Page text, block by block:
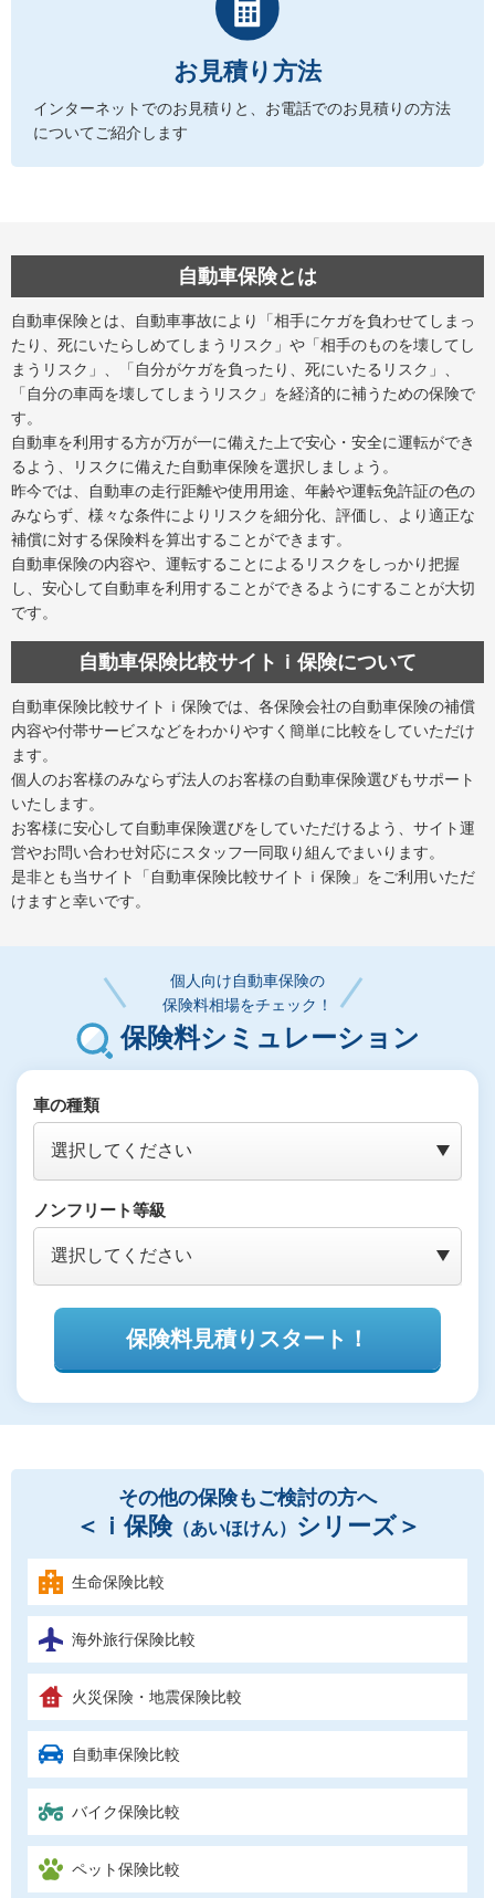
お見積り方法
インターネットでのお見積りと、お電話でのお見積りの方法
についてご紹介します
自動車保険とは
自動車保険とは、自動車事故により「相手にケガを負わせてしまっ
たり、死にいたらしめてしまうリスク」や「相手のものを壊してし
まうリスク」、「自分がケガを負ったり、死にいたるリスク」、
「自分の車両を壊してしまうリスク」を経済的に補うための保険で
す。
自動車を利用する方が万が一に備えた上で安心・安全に運転ができ
るよう、リスクに備えた自動車保険を選択しましょう。
昨今では、自動車の走行距離や使用用途、年齢や運転免許証の色の
みならず、様々な条件によりリスクを細分化、評価し、より適正な
補償に対する保険料を算出することができます。
自動車保険の内容や、運転することによるリスクをしっかり把握
し、安心して自動車を利用することができるようにすることが大切
です。
自動車保険比較サイトｉ保険について
自動車保険比較サイトｉ保険では、各保険会社の自動車保険の補償
内容や付帯サービスなどをわかりやすく簡単に比較をしていただけ
ます。
個人のお客様のみならず法人のお客様の自動車保険選びもサポート
いたします。
お客様に安心して自動車保険選びをしていただけるよう、サイト運
営やお問い合わせ対応にスタッフ一同取り組んでまいります。
是非とも当サイト「自動車保険比較サイトｉ保険」をご利用いただ
けますと幸いです。
個人向け自動車保険の
保険料相場をチェック！
保険料シミュレーション
車の種類
ノンフリート等級
保険料見積りスタート！
その他の保険もご検討の方へ
＜ｉ保険（あいほけん） シリーズ＞
生命保険比較
海外旅行保険比較
火災保険・地震保険比較
自動車保険比較
バイク保険比較
ペット保険比較